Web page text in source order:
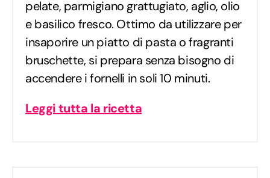
pelate, parmigiano grattugiato, aglio, olio
e basilico fresco. Ottimo da utilizzare per
insaporire un piatto di pasta o fragranti
bruschette, si prepara senza bisogno di
accendere i fornelli in soli 10 minuti.
Leggi tutta la ricetta